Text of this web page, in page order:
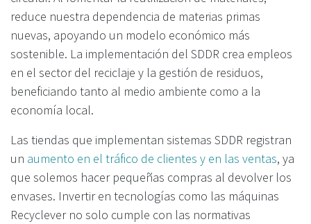
reduce nuestra dependencia de materias primas
nuevas, apoyando un modelo económico más
sostenible. La implementación del SDDR crea empleos
en el sector del reciclaje y la gestión de residuos,
beneficiando tanto al medio ambiente como a la
economía local.
Las tiendas que implementan sistemas SDDR registran
un aumento en el tráfico de clientes y en las ventas, ya
que solemos hacer pequeñas compras al devolver los
envases. Invertir en tecnologías como las máquinas
Recyclever no solo cumple con las normativas